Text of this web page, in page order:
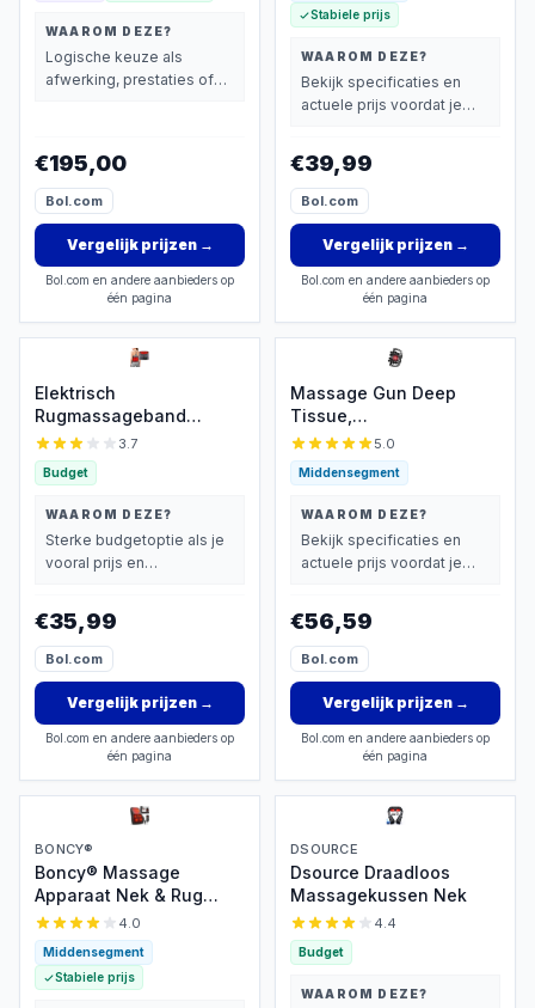
WAAROM DEZE?
Logische keuze als
afwerking, prestaties of
€195,00
Bol.com
Vergelijk prijzen→
Bol.com en andere aanbieders op
één pagina
Stabiele prijs
WAAROM DEZE?
Bekijk specificaties en
actuele prijs voordat je
€39,99
Bol.com
Vergelijk prijzen→
Bol.com en andere aanbieders op
één pagina
Elektrisch
Rugmassageband
Warmte Trillingen
3.7
Budget
WAAROM DEZE?
Sterke budgetoptie als je
vooral prijs en
€35,99
Bol.com
Vergelijk prijzen→
Bol.com en andere aanbieders op
één pagina
Massage Gun Deep
Tissue,
spierpercussiemassage
met 9 standen en 99
versnellingen,
rugmassage voor
tissue, elektrisch
massageapparaat voor
en billen (16 koppen)
5.0
Middensegment
WAAROM DEZE?
Bekijk specificaties en
actuele prijs voordat je
€56,59
Bol.com
Vergelijk prijzen→
Bol.com en andere aanbieders op
één pagina
BONCY®
Boncy® Massage
Apparaat Nek & Rug
Shiatsu Kussen met
Warmte
4.0
Middensegment
Stabiele prijs
DSOURCE
Dsource Draadloos
Massagekussen Nek
4.4
Budget
WAAROM DEZE?